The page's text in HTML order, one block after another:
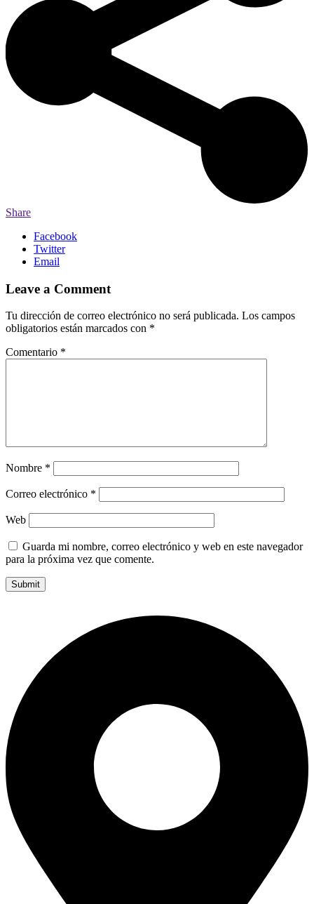
Share
Facebook
Twitter
Email
Leave a Comment
Tu dirección de correo electrónico no será publicada. Los campos
obligatorios están marcados con *
Comentario *
Nombre *
Correo electrónico *
Web
Guarda mi nombre, correo electrónico y web en este navegador
para la próxima vez que comente.